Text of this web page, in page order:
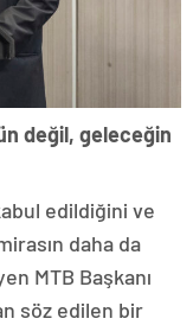
değil, geleceğin
edildiğini ve
daha da
MTB Başkanı
söz edilen bir